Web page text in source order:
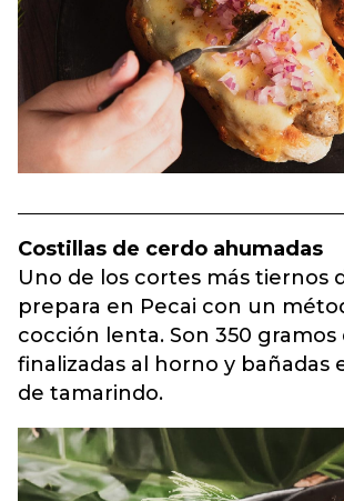
Costillas de cerdo ahumadas
Uno de los cortes más tiernos
prepara en Pecai con un
cocción lenta. Son 350 gramos
finalizadas al horno y bañadas
de tamarindo.